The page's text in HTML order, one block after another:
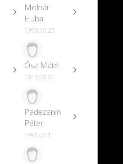
Molnár
Huba
1993.10.25
Ősz Máté
1012.00.01
Padezanin
Péter
1991.07.11